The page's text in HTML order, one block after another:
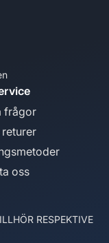
frågor
returer
oss
RESPEKTIVE